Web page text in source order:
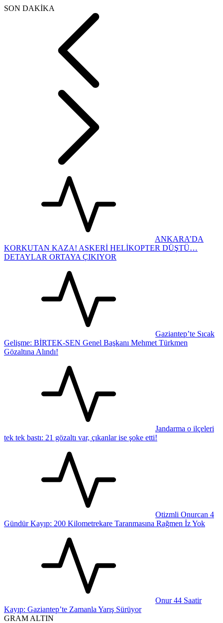
SON DAKİKA
ANKARA’DA
KORKUTAN KAZA! ASKERİ HELİKOPTER DÜŞTÜ…
DETAYLAR ORTAYA ÇIKIYOR
Gaziantep’te Sıcak
Gelişme: BİRTEK-SEN Genel Başkanı Mehmet Türkmen
Gözaltına Alındı!
Jandarma o ilçeleri
tek tek bastı: 21 gözaltı var, çıkanlar ise şoke etti!
Otizmli Onurcan 4
Gündür Kayıp: 200 Kilometrekare Taranmasına Rağmen İz Yok
Onur 44 Saatir
Kayıp: Gaziantep’te Zamanla Yarış Sürüyor
GRAM ALTIN